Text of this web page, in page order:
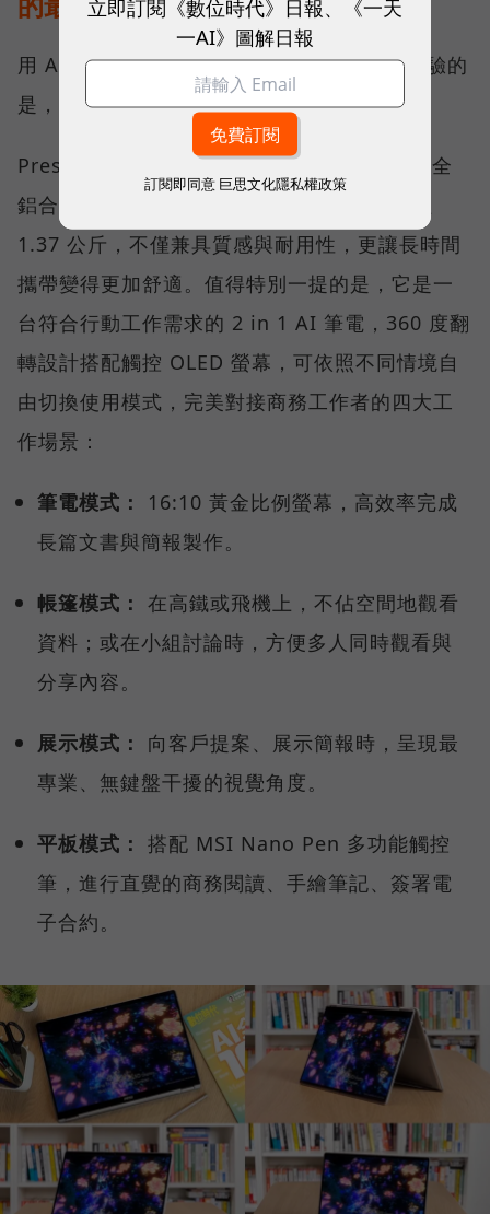
用 AI 提升效率只是第一步，真正影響使用體驗的
是，筆電與人互動的每一個細節。
Prestige 14 Flip AI+ 採用全新的精工設計，全
鋁合金打造的纖薄機身搭配弧形圓角，重量僅
1.37 公斤，不僅兼具質感與耐用性，更讓長時間
攜帶變得更加舒適。值得特別一提的是，它是一
台符合行動工作需求的 2 in 1 AI 筆電，360 度翻
轉設計搭配觸控 OLED 螢幕，可依照不同情境自
由切換使用模式，完美對接商務工作者的四大工
作場景：
筆電模式：
16:10 黃金比例螢幕，高效率完成
長篇文書與簡報製作。
帳篷模式： 在高鐵或飛機上，不佔空間地觀看
資料；或在小組討論時，方便多人同時觀看與
分享內容。
展示模式：
向客戶提案、展示簡報時，呈現最
專業、無鍵盤干擾的視覺角度。
平板模式： 搭配 MSI Nano Pen 多功能觸控
筆，進行直覺的商務閱讀、手繪筆記、簽署電
子合約。
立即訂閱《數位時代》日報、《一天
一AI》圖解日報
訂閱即同意 巨思文化隱私權政策